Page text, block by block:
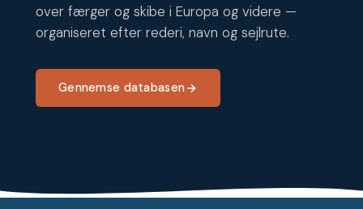
over færger og skibe i Europa og videre —
organiseret efter rederi, navn og sejlrute.
Gennemse databasen